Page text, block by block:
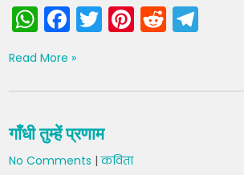
W
h
a
ts
A
p
F
a
c
e
b
o
T
w
er
Pi
nt
e
R
e
di gr
Read More »
गाँधी तुम्हें प्रणाम
No Comments |कविता